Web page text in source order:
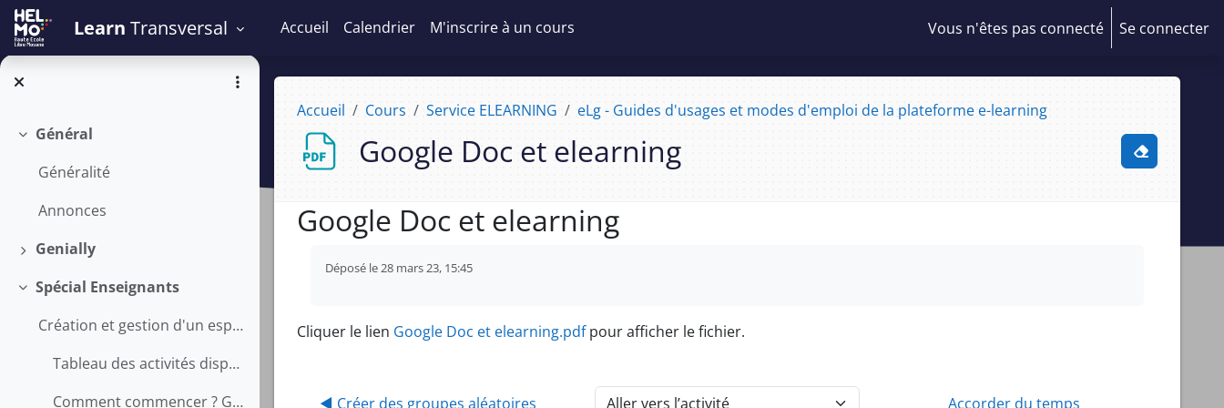
Passer au contenu principal
Learn Transversal Accueil Calendrier M'inscrire à un cours Vous n'êtes pas connecté Se connecter
Replier
Général
Généralité
Annonces
Déplier
Genially
Replier
Spécial Enseignants
Création et gestion d'un espace Learn
Tableau des activités disponibles
Comment commencer ? Guide premier pas sur un espace Learn
Accueil Cours Service ELEARNING eLg - Guides d'usages et modes d'emploi de la plateforme e-learning
Google Doc et elearning
Activer/
Google Doc et elearning
Déposé le 28 mars 23, 15:45
Cliquer le lien Google Doc et elearning.pdfpour afficher le fichier.
◀︎ Créer des groupes aléatoires
Accorder du temps